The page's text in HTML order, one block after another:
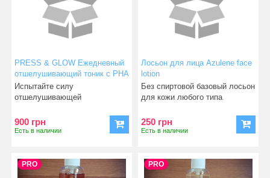
PRESS & GLOW Ежедневный
отшелушивающий тоник с РНА
и активатором ферментов
Medik8
Испытайте силу
отшелушивающей
следующего покол
900 грн
Есть в наличии
Лосьон для лица Azulene face
lotion
Без спиртовой базовый лосьон
для кожи любого типа.
250 грн
Есть в наличии
PRO PRO